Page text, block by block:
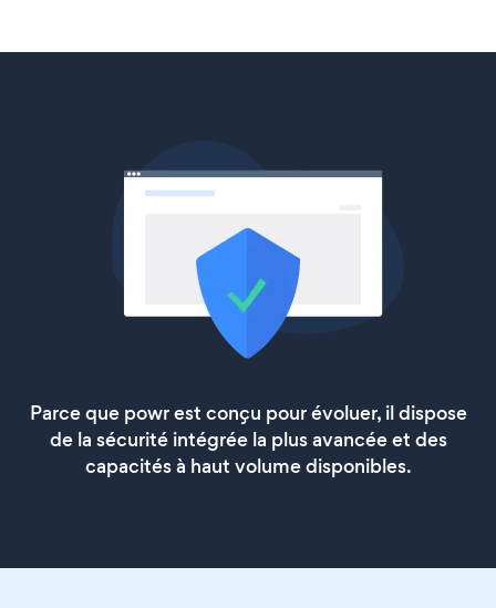
Parce que powr est conçu pour évoluer, il dispose
de la sécurité intégrée la plus avancée et des
capacités à haut volume disponibles.